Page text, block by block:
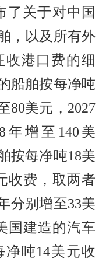
了关于对中国
，以及所有外
收港口费的细
船舶按每净吨
80美元，2027
年增至140美
按每净吨18美
收费，取两者
分别增至33美
国建造的汽车
吨14美元收